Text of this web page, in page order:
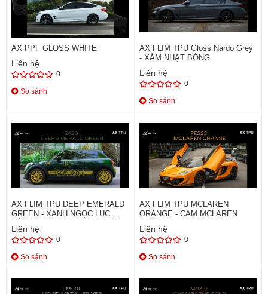
AX PPF GLOSS WHITE
Liên hệ
0
So sánh
AX FLIM TPU Gloss Nardo Grey
- XÁM NHẠT BÓNG
Liên hệ
0
So sánh
AX FLIM TPU DEEP EMERALD
GREEN - XANH NGỌC LỤC
Liên hệ
0
So sánh
AX FLIM TPU MCLAREN
ORANGE - CAM MCLAREN
Liên hệ
0
So sánh